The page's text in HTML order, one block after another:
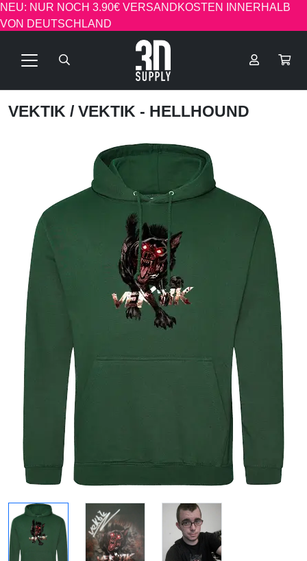
NEU: NUR NOCH 3.90€ VERSANDKOSTEN INNERHALB
VON DEUTSCHLAND
VEKTIK / VEKTIK - HELLHOUND